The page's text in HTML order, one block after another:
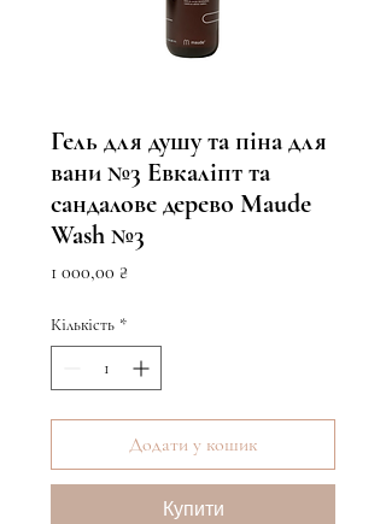
Гель для душу та піна для
вани №3 Евкаліпт та
сандалове дерево Maude
Wash №3
1 000,00 ₴
Кількість *
Додати у кошик
Купити